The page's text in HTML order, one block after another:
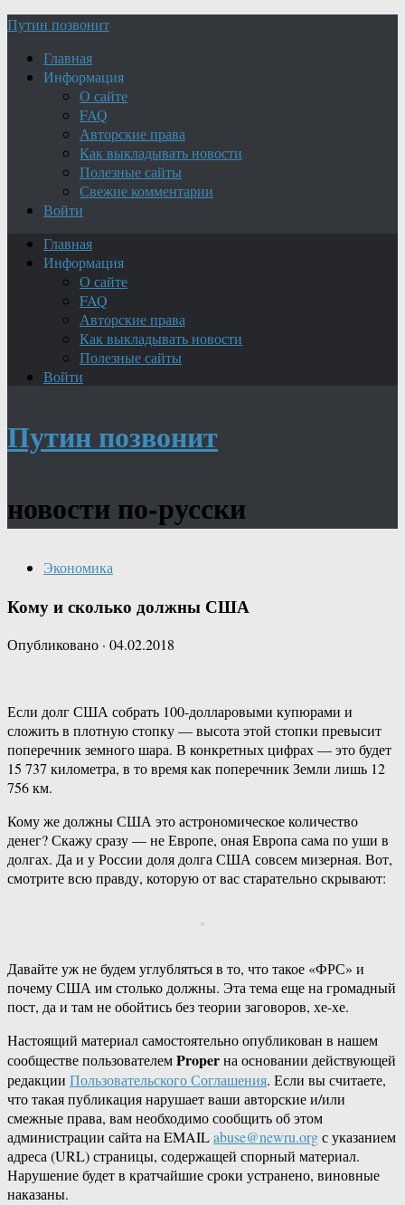
Путин позвонит
Главная
Информация
О сайте
FAQ
Авторские права
Как выкладывать новости
Полезные сайты
Свежие комментарии
Войти
Главная
Информация
О сайте
FAQ
Авторские права
Как выкладывать новости
Полезные сайты
Войти
Путин позвонит
новости по-русски
Экономика
Кому и сколько должны США
Опубликовано · 04.02.2018
Если долг США собрать 100-долларовыми купюрами и
сложить в плотную стопку — высота этой стопки превысит
поперечник земного шара. В конкретных цифрах — это будет
15 737 километра, в то время как поперечник Земли лишь 12
756 км.
Кому же должны США это астрономическое количество
денег? Скажу сразу — не Европе, оная Европа сама по уши в
долгах. Да и у России доля долга США совсем мизерная. Вот,
смотрите всю правду, которую от вас старательно скрывают:
Давайте уж не будем углубляться в то, что такое «ФРС» и
почему США им столько должны. Эта тема еще на громадный
пост, да и там не обойтись без теории заговоров, хе-хе.
Настоящий материал самостоятельно опубликован в нашем
сообществе пользователемProperна основании действующей
редакции Пользовательского Соглашения. Если вы считаете,
что такая публикация нарушает ваши авторские и/или
смежные права, вам необходимо сообщить об этом
администрации сайта на EMAILabuse@newru.orgс указанием
адреса (URL) страницы, содержащей спорный материал.
Нарушение будет в кратчайшие сроки устранено, виновные
наказаны.